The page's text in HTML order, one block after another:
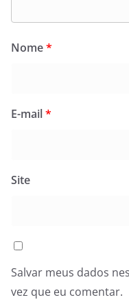
Nome*
E-mail*
Site
Salvar meus dados
vez que eu comentar.